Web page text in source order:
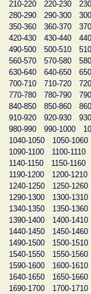
210-220
220-230
280-290
290-300
350-360
360-370
420-430
430-440
490-500
500-510
560-570
570-580
630-640
640-650
700-710
710-720
770-780
780-790
840-850
850-860
910-920
920-930
980-990
990-1000
1040-1050
1050-1060
1090-1100
1100-1110
1140-1150
1150-1160
1190-1200
1200-1210
1240-1250
1250-1260
1290-1300
1300-1310
1340-1350
1350-1360
1390-1400
1400-1410
1440-1450
1450-1460
1490-1500
1500-1510
1540-1550
1550-1560
1590-1600
1600-1610
1640-1650
1650-1660
1690-1700
1700-1710